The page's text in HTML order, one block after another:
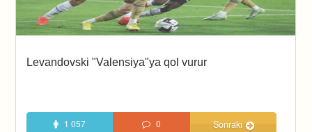
Levandovski "Valensiya"ya qol vurur
1 057 0 Sonrakı